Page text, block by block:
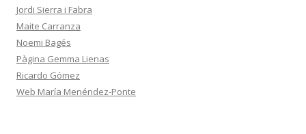
Jordi Sierra i Fabra
Maite Carranza
Noemi Bagés
Pàgina Gemma Lienas
Ricardo Gómez
Web María Menéndez-Ponte